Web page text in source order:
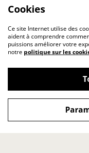
Cookies
Ce site Internet utilise des
aident à comprendre
puissions améliorer votre
notre politique sur les